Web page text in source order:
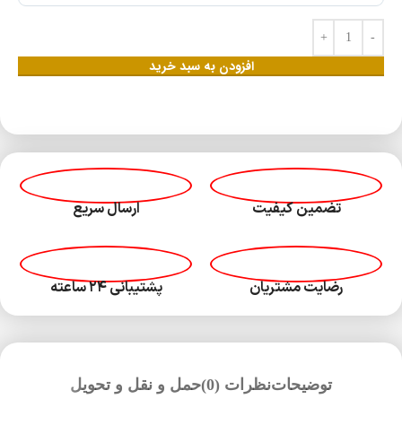
افزودن به سبد خرید
تضمین کیفیت ارسال سریع
رضایت مشتریان پشتیبانی ۲۴ ساعته
توضیحاتنظرات (0) حمل و نقل و تحویل